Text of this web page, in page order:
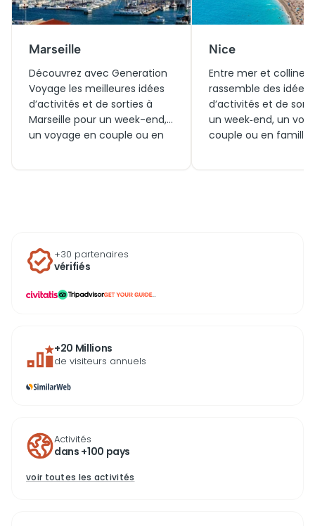
Marseille
Découvrez avec Generation
Voyage les meilleures idées
d’activités et de sorties à
Marseille pour un week-end,
un voyage en couple ou en
facettes.
Nice
Entre mer et collines,
rassemble des idées
d’activités et de
un week‑end, un
couple ou en famille.
+30 partenaires
vérifiés
...
+20 Millions
de visiteurs annuels
Activités
dans +100 pays
voir toutes les activités